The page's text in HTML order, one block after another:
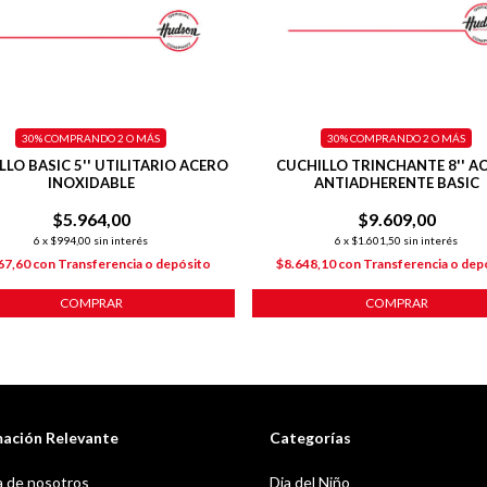
BASIC 5'' UTILITARIO ACERO
INOXIDABLE
$5.964,00
6 x $994,00 sin interés
30%COMPRANDO 2 O MÁS
con Transferencia o depósito
COMPRAR
CUCHILLO TRINCHANTE 8''
ANTIADHERENTE BASIC
$9.609,00
6 x $1.601,50 sin interés
30%COMPRANDO 2 O MÁS
$8.648,10con Transferencia o
COMPRAR
Relevante
de nosotros
Categorías
Dia del Niño